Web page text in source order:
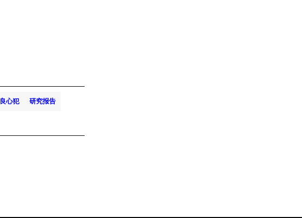
良心犯 研究报告